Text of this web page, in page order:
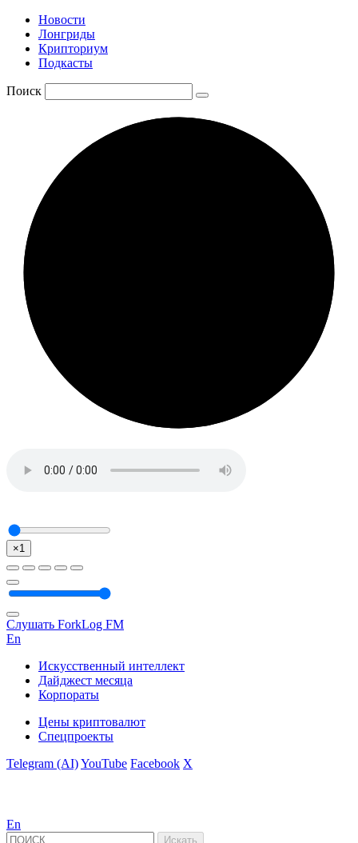
Новости
Лонгриды
Крипториум
Подкасты
Поиск
×1
Слушать ForkLog FM
En
Искусственный интеллект
Дайджест месяца
Корпораты
Цены криптовалют
Спецпроекты
Telegram (AI)YouTube Facebook X
En